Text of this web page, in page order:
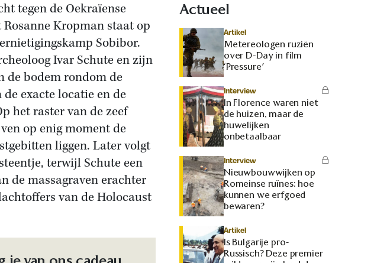
tegen de Oekraïense
Kropman staat op
Sobibor.
Ivar Schute en zijn
de bodem rondom de
exacte locatie en de
het raster van de zeef
op enig moment de
liggen. Later volgt
terwijl Schute een
de massagraven erachter
van de Holocaust
Actueel
Artikel
Metereologen ruziën
over D-Day in film
‘Pressure’
Interview
In Florence waren niet
de huizen, maar de
huwelijken
onbetaalbaar
Interview
Nieuwbouwwijken op
Romeinse ruïnes: hoe
kunnen we erfgoed
bewaren?
Artikel
Is Bulgarije pro-
Russisch? Deze premier